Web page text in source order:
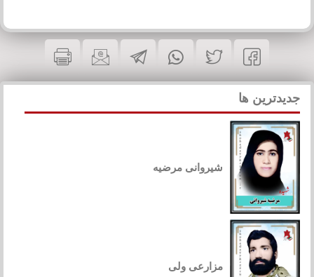
جدیدترین ها
شیروانی مرضیه
مزارعی ولی